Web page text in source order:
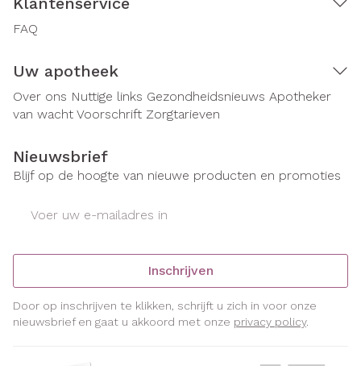
FAQ
Uw apotheek
Over ons Nuttige links Gezondheidsnieuws Apotheker
van wacht Voorschrift Zorgtarieven
Nieuwsbrief
Blijf op de hoogte van nieuwe producten en promoties
Inschrijven
Door op inschrijven te klikken, schrijft u zich in voor onze
nieuwsbrief en gaat u akkoord met onze privacy policy.